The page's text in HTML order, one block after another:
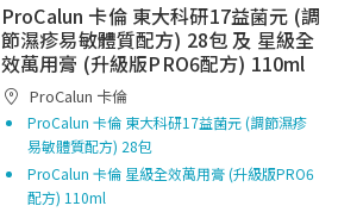
ProCalun 卡倫 東大科研17益菌元 (調
節濕疹易敏體質配方) 28包 及 星級全
效萬用膏 (升級版PRO6配方) 110ml
ProCalun 卡倫
ProCalun 卡倫 東大科研17益菌元 (調節濕疹
易敏體質配方) 28包
ProCalun 卡倫 星級全效萬用膏 (升級版PRO6
配方) 110ml